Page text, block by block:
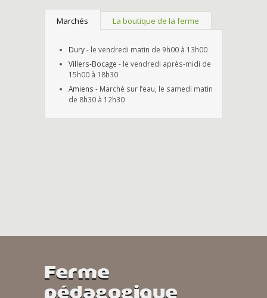
Marchés La boutique de la ferme
Dury- le vendredi matin de 9h00 à 13h00
Villers-Bocage - le vendredi après-midi de
15h00 à 18h30
Amiens - Marché sur l’eau, le samedi matin
de 8h30 à 12h30
Ferme
pédagogique